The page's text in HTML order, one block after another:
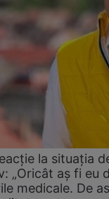
la situația
„Oricât aș fi eu
medicale. De